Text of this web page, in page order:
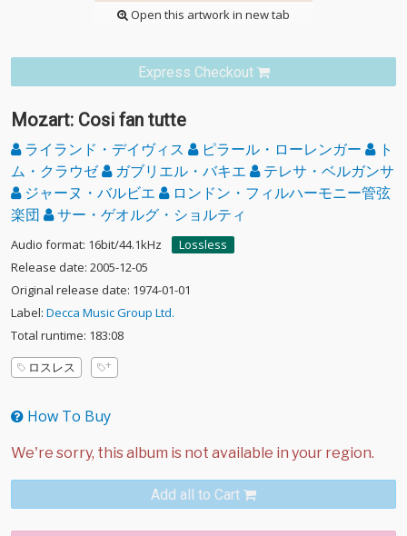
Open this artwork in new tab
Express Checkout
Mozart: Cosi fan tutte
ライランド・デイヴィス ピラール・ローレンガー
ト
ム・クラウゼ
ガブリエル・バキエ
テレサ・ベルガンサ
ジャーヌ・バルビエ
ロンドン・フィルハーモニー管弦
楽団
サー・ゲオルグ・ショルティ
Audio format: 16bit/44.1kHz
Lossless
Release date: 2005-12-05
Original release date: 1974-01-01
Label: Decca Music Group Ltd.
Total runtime: 183:08
ロスレス
How To Buy
Add all to Cart